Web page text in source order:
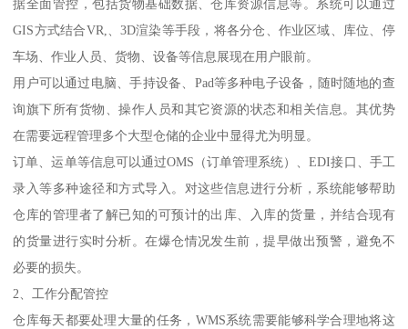
据全面管控，包括货物基础数据、仓库资源信息等。系统可以通过
GIS方式结合VR,、3D渲染等手段，将各分仓、作业区域、库位、停
车场、作业人员、货物、设备等信息展现在用户眼前。
用户可以通过电脑、手持设备、Pad等多种电子设备，随时随地的查
询旗下所有货物、操作人员和其它资源的状态和相关信息。其优势
在需要远程管理多个大型仓储的企业中显得尤为明显。
订单、运单等信息可以通过OMS（订单管理系统）、EDI接口、手工
录入等多种途径和方式导入。对这些信息进行分析，系统能够帮助
仓库的管理者了解已知的可预计的出库、入库的货量，并结合现有
的货量进行实时分析。在爆仓情况发生前，提早做出预警，避免不
必要的损失。
2、工作分配管控
仓库每天都要处理大量的任务，WMS系统需要能够科学合理地将这